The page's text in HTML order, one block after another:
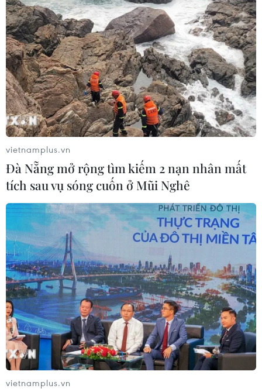
vietnamplus.vn
Đà Nẵng mở rộng tìm kiếm 2 nạn nhân mất
tích sau vụ sóng cuốn ở Mũi Nghê
vietnamplus.vn